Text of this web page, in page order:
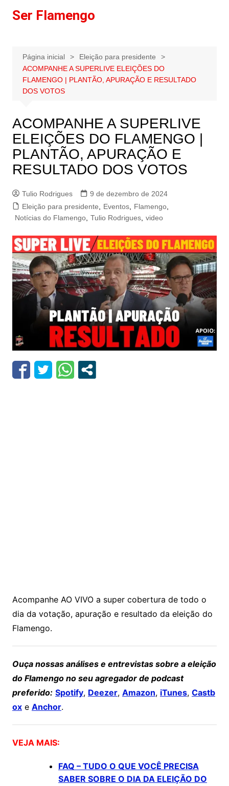
paraSer Flamengo
Página inicial
Eleição para presidente
ACOMPANHE A SUPERLIVE ELEIÇÕES DO
FLAMENGO | PLANTÃO, APURAÇÃO E RESULTADO
DOS VOTOS
ACOMPANHE A SUPERLIVE
ELEIÇÕES DO FLAMENGO |
PLANTÃO, APURAÇÃO E
RESULTADO DOS VOTOS
Tulio Rodrigues
9 de dezembro de 2024
Eleição para presidente
Eventos, Flamengo,
Notícias do Flamengo, Tulio Rodrigues, video
Acompanhe AO VIVO a super cobertura de todo o
dia da votação, apuração e resultado da eleição do
Flamengo.
Ouça nossas análises e entrevistas sobre a eleição
do Flamengo no seu agregador de podcast
preferido: Spotify, Deezer, Amazon, iTunes, Castb
oxe Anchor.
VEJA MAIS:
FAQ – TUDO O QUE VOCÊ PRECISA
SABER SOBRE O DIA DA ELEIÇÃO DO